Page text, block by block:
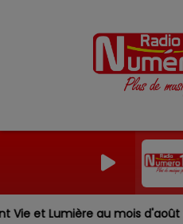
mois d'août à Nevoy